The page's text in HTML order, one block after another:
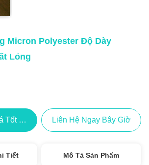
Micron Polyester Độ Dày
Lỏng
Nhất Liên Hệ Ngay Bây Giờ
Tiết Mô Tả Sản Phẩm